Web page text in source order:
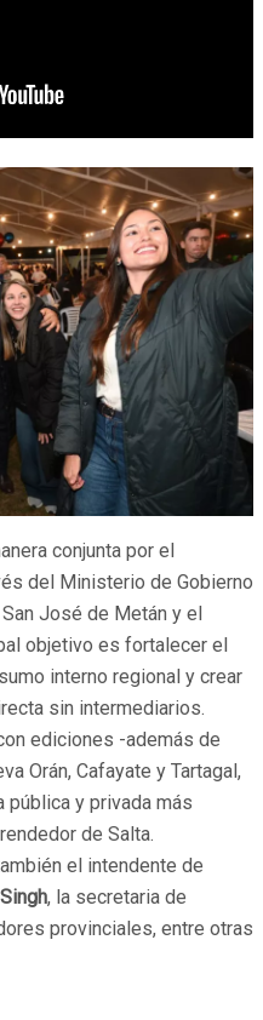
conjunta por el
del Ministerio de Gobierno
José de Metán y el
objetivo es fortalecer el
interno regional y crear
sin intermediarios.
ediciones -además de
Orán, Cafayate y Tartagal,
y privada más
de Salta.
el intendente de
, la secretaria de
provinciales, entre otras